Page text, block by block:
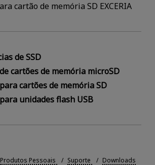
cartão de memória SD EXCERIA
de SSD
cartões de memória microSD
cartões de memória SD
unidades flash USB
Produtos Pessoais Suporte
Downloads